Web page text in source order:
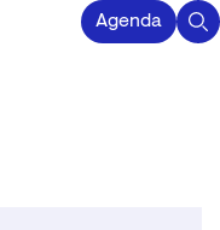
Agenda